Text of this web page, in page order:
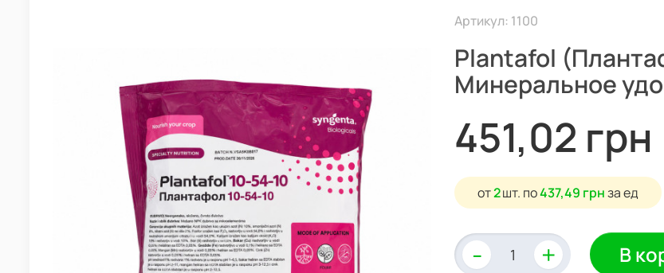
Артикул: 1100
Plantafol
Минеральное
451,02 грн
от2шт. по437,49 грнза ед
- + В